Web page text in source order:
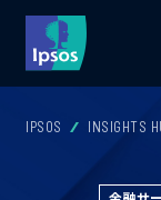
IPSOS INSIGHTS